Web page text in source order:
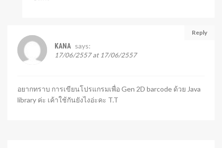
Reply
KANA says:
17/06/2557 at 17/06/2557
อยากทราบ การเขียนโปรแกรมเพื่อ Gen 2D barcode ด้วย Java
library ค่ะ เค้าใช้กันยังไงอ่ะคะ T.T